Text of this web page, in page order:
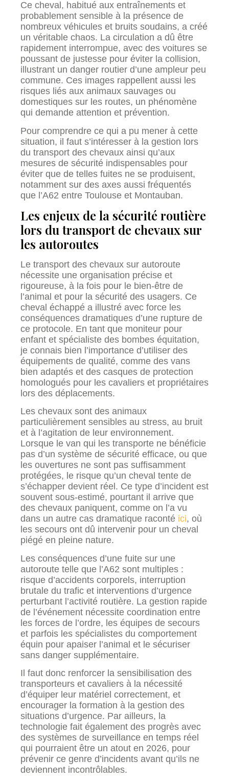
Ce cheval, habitué aux entraînements et
probablement sensible à la présence de
nombreux véhicules et bruits soudains, a créé
un véritable chaos. La circulation a dû être
rapidement interrompue, avec des voitures se
poussant de justesse pour éviter la collision,
illustrant un danger routier d’une ampleur peu
commune. Ces images rappellent aussi les
risques liés aux animaux sauvages ou
domestiques sur les routes, un phénomène
qui demande attention et prévention.
Pour comprendre ce qui a pu mener à cette
situation, il faut s’intéresser à la gestion lors
du transport des chevaux ainsi qu’aux
mesures de sécurité indispensables pour
éviter que de telles fuites ne se produisent,
notamment sur des axes aussi fréquentés
que l’A62 entre Toulouse et Montauban.
Les enjeux de la sécurité routière
lors du transport de chevaux sur
les autoroutes
Le transport des chevaux sur autoroute
nécessite une organisation précise et
rigoureuse, à la fois pour le bien-être de
l’animal et pour la sécurité des usagers. Ce
cheval échappé a illustré avec force les
conséquences dramatiques d’une rupture de
ce protocole. En tant que moniteur pour
enfant et spécialiste des bombes équitation,
je connais bien l’importance d’utiliser des
équipements de qualité, comme des vans
bien adaptés et des casques de protection
homologués pour les cavaliers et propriétaires
lors des déplacements.
Les chevaux sont des animaux
particulièrement sensibles au stress, au bruit
et à l’agitation de leur environnement.
Lorsque le van qui les transporte ne bénéficie
pas d’un système de sécurité efficace, ou que
les ouvertures ne sont pas suffisamment
protégées, le risque qu’un cheval tente de
s’échapper devient réel. Ce type d’incident est
souvent sous-estimé, pourtant il arrive que
des chevaux paniquent, comme on l’a vu
dans un autre cas dramatique raconté ici, où
les secours ont dû intervenir pour un cheval
piégé en pleine nature.
Les conséquences d’une fuite sur une
autoroute telle que l’A62 sont multiples :
risque d’accidents corporels, interruption
brutale du trafic et interventions d’urgence
perturbant l’activité routière. La gestion rapide
de l’événement nécessite coordination entre
les forces de l’ordre, les équipes de secours
et parfois les spécialistes du comportement
équin pour apaiser l’animal et le sécuriser
sans danger supplémentaire.
Il faut donc renforcer la sensibilisation des
transporteurs et cavaliers à la nécessité
d’équiper leur matériel correctement, et
encourager la formation à la gestion des
situations d’urgence. Par ailleurs, la
technologie fait également des progrès avec
des systèmes de surveillance en temps réel
qui pourraient être un atout en 2026, pour
prévenir ce genre d’incidents avant qu’ils ne
deviennent incontrôlables.